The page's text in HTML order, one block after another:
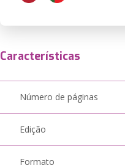
Características
Número de páginas
Edição
Formato